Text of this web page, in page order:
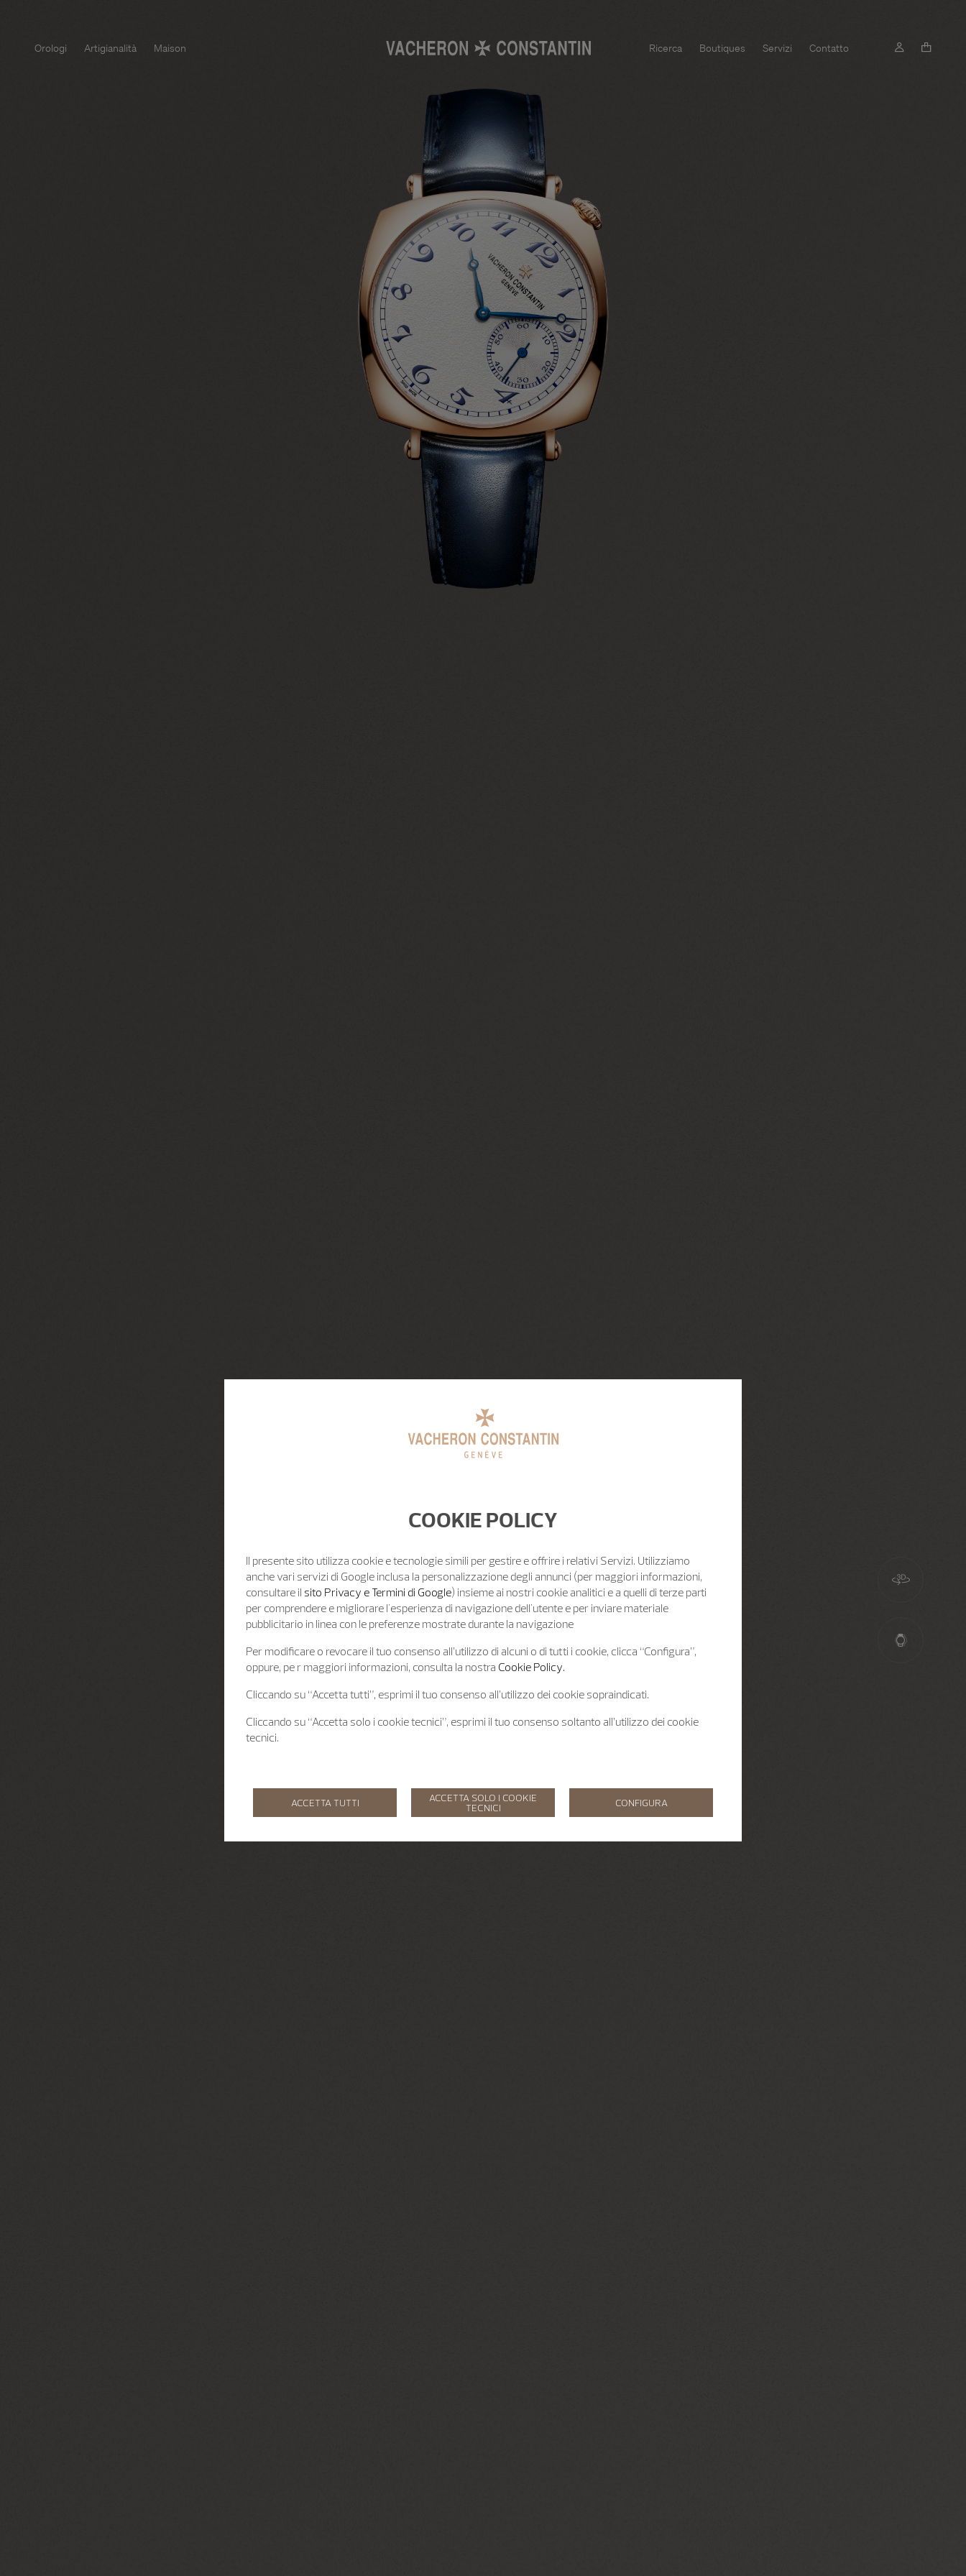
Orologi Artigianalità Maison Ricerca Boutiques Servizi Contatto
COOKIE POLICY
Il presente sito utilizza cookie e tecnologie simili per gestire e offrire i relativi Servizi. Utilizziamo
anche vari servizi di Google inclusa la personalizzazione degli annunci (per maggiori informazioni,
consultare il sito Privacy e Termini di Google) insieme ai nostri cookie analitici e a quelli di terze parti
per comprendere e migliorare l'esperienza di navigazione dell'utente e per inviare materiale
pubblicitario in linea con le preferenze mostrate durante la navigazione
Per modificare o revocare il tuo consenso all’utilizzo di alcuni o di tutti i cookie, clicca “Configura”,
oppure, pe r maggiori informazioni, consulta la nostra Cookie Policy.
Cliccando su “Accetta tutti”, esprimi il tuo consenso all’utilizzo dei cookie sopraindicati.
Cliccando su “Accetta solo i cookie tecnici”, esprimi il tuo consenso soltanto all’utilizzo dei cookie
tecnici.
ACCETTA TUTTI ACCETTA SOLO I COOKIE
TECNICI CONFIGURA